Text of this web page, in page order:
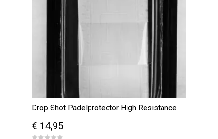
Drop Shot Padelprotector High Resistance
€ 14,95